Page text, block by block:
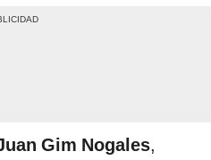
Gim Nogales,